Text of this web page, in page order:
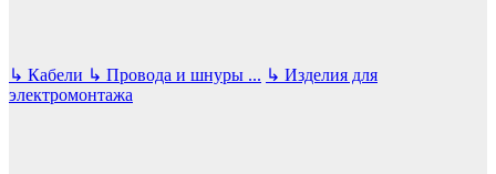
↳ Кабели ↳ Провода и шнуры ... ↳ Изделия для
электромонтажа